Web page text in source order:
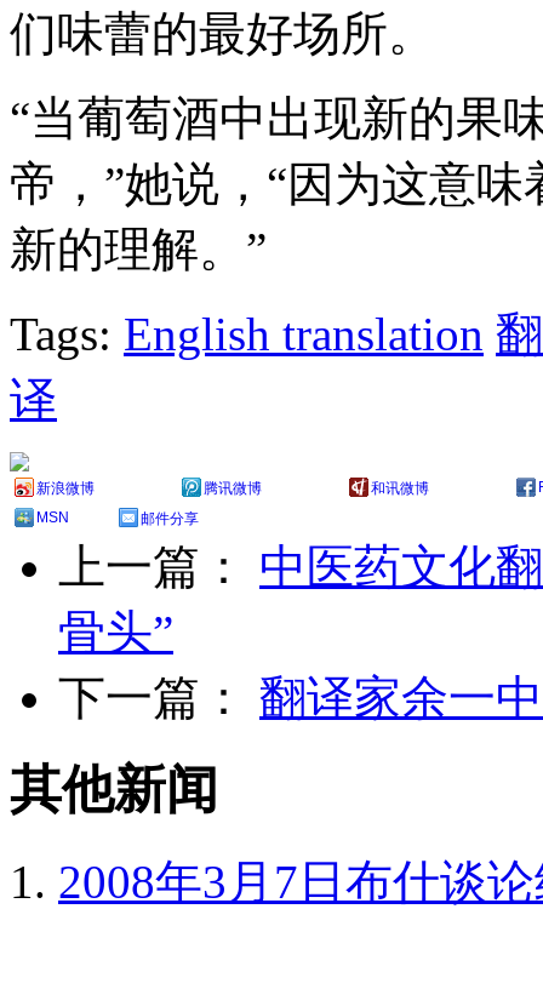
们味蕾的最好场所。
“当葡萄酒中出现新的果
帝，”她说，“因为这意
新的理解。”
Tags: English translation
译
新浪微博 腾讯微博 和讯微博
MSN
邮件分享
上一篇： 中医药文化
骨头”
下一篇： 翻译家余一
其他新闻
2008年3月7日布什谈